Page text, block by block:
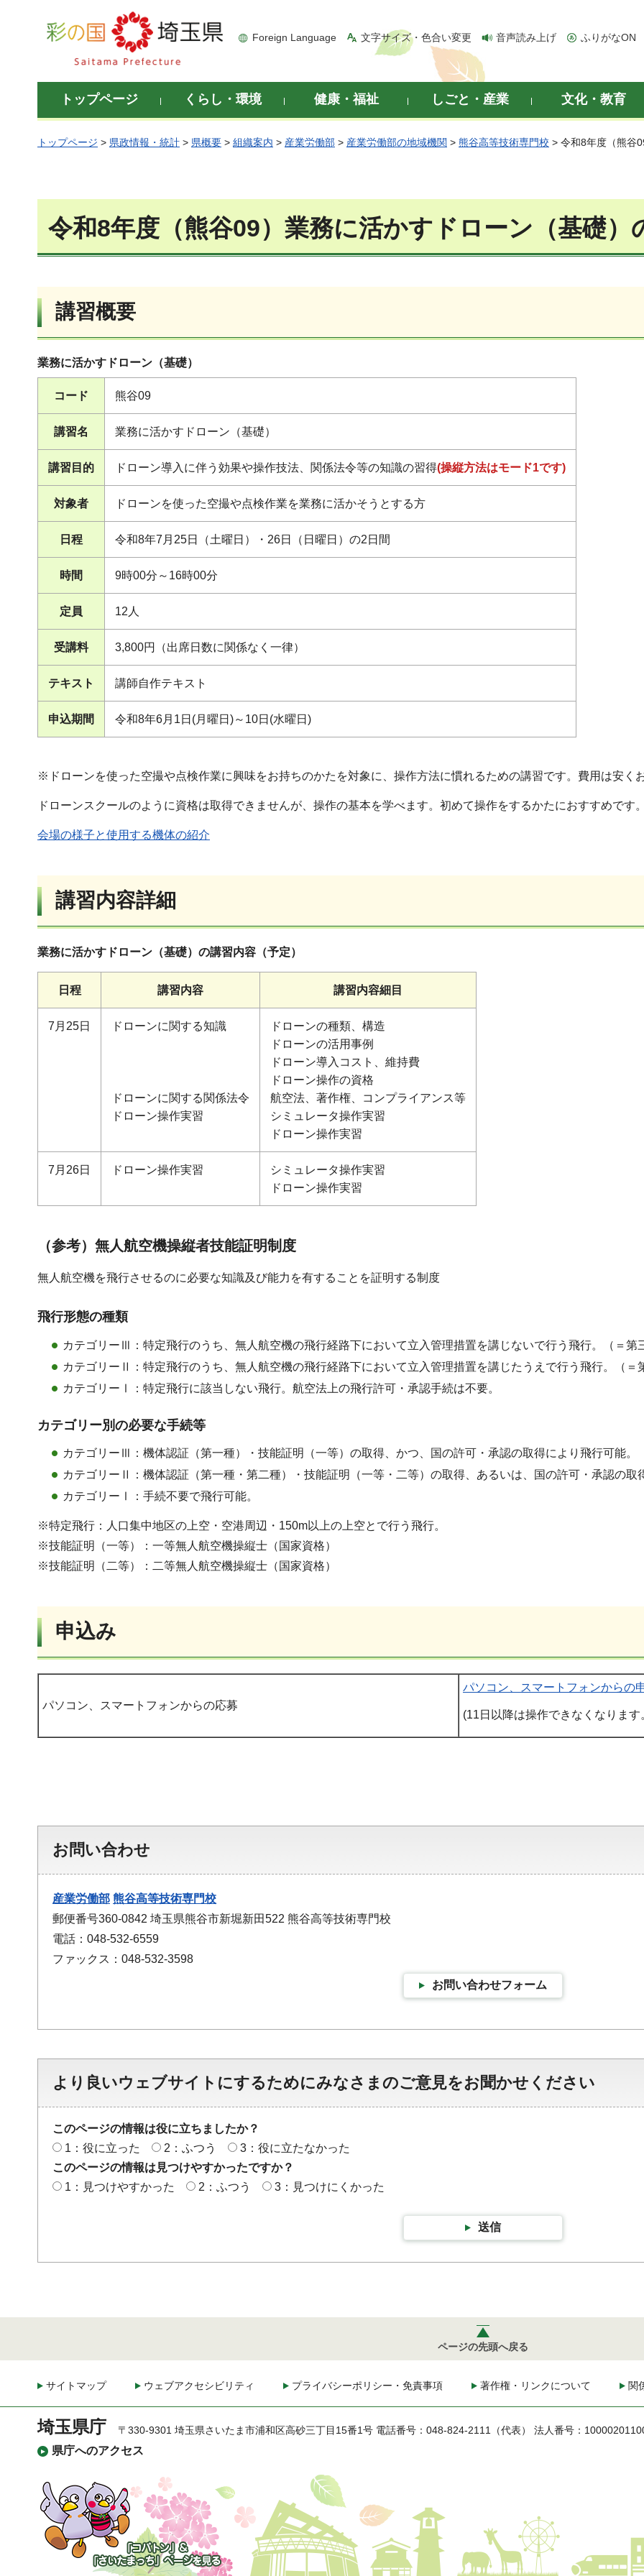
彩の国 埼玉県
Foreign Language 文字サイズ・色合い変更 音声読み上げ ふりがなON
トップページ くらし・環境 健康・福祉 しごと・産業 文化・教育
トップページ > 県政情報・統計 > 県概要 > 組織案内 > 産業労働部 > 産業労働部の地域機関 > 熊谷高等技術専門校 > 令和8年度（熊谷
令和8年度（熊谷09）業務に活かすドローン（基礎）
講習概要
業務に活かすドローン（基礎）
コード 熊谷09
講習名 業務に活かすドローン（基礎）
講習目的 ドローン導入に伴う効果や操作技法、関係法令等の知識の習得(操縦方法はモード1です)
対象者 ドローンを使った空撮や点検作業を業務に活かそうとする方
日程 令和8年7月25日（土曜日）・26日（日曜日）の2日間
時間 9時00分～16時00分
定員 12人
受講料 3,800円（出席日数に関係なく一律）
テキスト 講師自作テキスト
申込期間 令和8年6月1日(月曜日)～10日(水曜日)
※ドローンを使った空撮や点検作業に興味をお持ちのかたを対象に、操作方法に慣れるための講習です。費用は安く
ドローンスクールのように資格は取得できませんが、操作の基本を学べます。初めて操作をするかたにおすすめです。
会場の様子と使用する機体の紹介
講習内容詳細
業務に活かすドローン（基礎）の講習内容（予定）
日程 講習内容 講習内容細目
7月25日 ドローンに関する知識
ドローンに関する関係法令
ドローン操作実習
ドローンの種類、構造
ドローンの活用事例
ドローン導入コスト、維持費
ドローン操作の資格
航空法、著作権、コンプライアンス等
シミュレータ操作実習
ドローン操作実習
7月26日 ドローン操作実習
シミュレータ操作実習
ドローン操作実習
（参考）無人航空機操縦者技能証明制度
無人航空機を飛行させるのに必要な知識及び能力を有することを証明する制度
飛行形態の種類
カテゴリーⅢ：特定飛行のうち、無人航空機の飛行経路下において立入管理措置を講じないで行う飛行。（＝第
カテゴリーⅡ：特定飛行のうち、無人航空機の飛行経路下において立入管理措置を講じたうえで行う飛行。（＝
カテゴリーⅠ：特定飛行に該当しない飛行。航空法上の飛行許可・承認手続は不要。
カテゴリー別の必要な手続等
カテゴリーⅢ：機体認証（第一種）・技能証明（一等）の取得、かつ、国の許可・承認の取得により飛行可能。
カテゴリーⅡ：機体認証（第一種・第二種）・技能証明（一等・二等）の取得、あるいは、国の許可・承認の取
カテゴリーⅠ：手続不要で飛行可能。
※特定飛行：人口集中地区の上空・空港周辺・150m以上の上空とで行う飛行。
※技能証明（一等）：一等無人航空機操縦士（国家資格）
※技能証明（二等）：二等無人航空機操縦士（国家資格）
申込み
パソコン、スマートフォンからの応募
パソコン、スマートフォンからの
(11日以降は操作できなくなります
お問い合わせ
産業労働部 熊谷高等技術専門校
郵便番号360-0842 埼玉県熊谷市新堀新田522 熊谷高等技術専門校
電話：048-532-6559
ファックス：048-532-3598
お問い合わせフォーム
より良いウェブサイトにするためにみなさまのご意見をお聞かせください
このページの情報は役に立ちましたか？
1：役に立った
2：ふつう
3：役に立たなかった
このページの情報は見つけやすかったですか？
1：見つけやすかった
2：ふつう 3：見つけにくかった
送信
ページの先頭へ戻る
サイトマップ ウェブアクセシビリティ プライバシーポリシー・免責事項 著作権・リンクについて 関
埼玉県庁
県庁へのアクセス
〒330-9301 埼玉県さいたま市浦和区高砂三丁目15番1号 電話番号：048-824-2111（代表） 法人番号：
「コバトン」&「さいた
まっち」